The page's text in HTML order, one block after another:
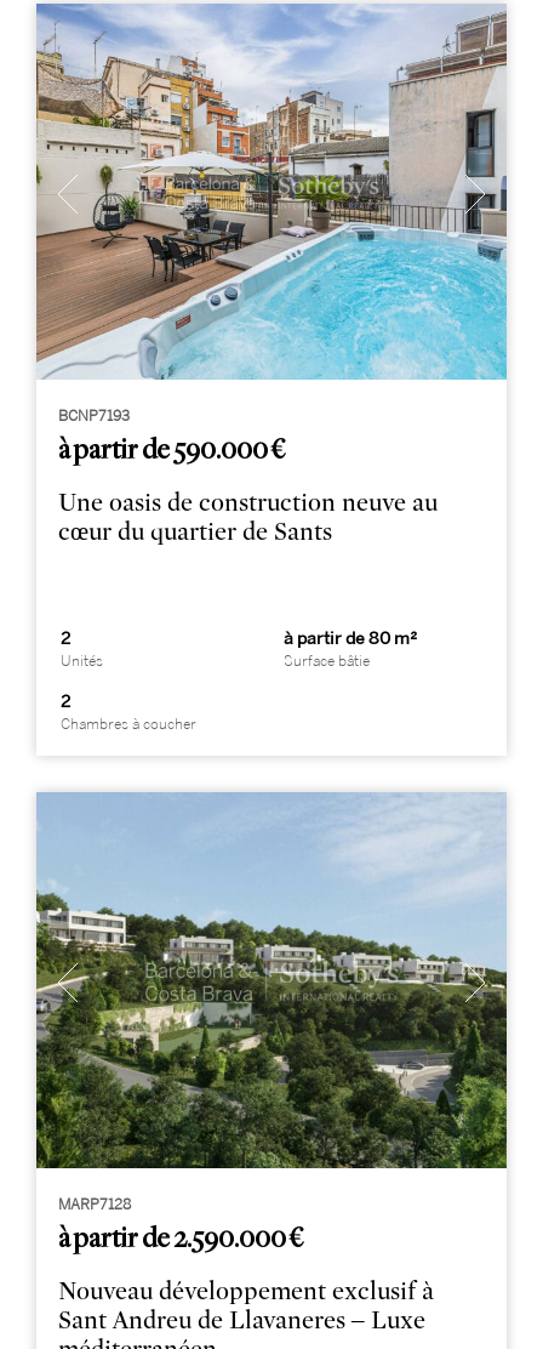
BCNP7193
à partir de 590.000 €
Une oasis de construction neuve au
cœur du quartier de Sants
2
Unités
à partir de 80 m²
Surface bâtie
2
Chambres à coucher
MARP7128
à partir de 2.590.000 €
Nouveau développement exclusif à
Sant Andreu de Llavaneres – Luxe